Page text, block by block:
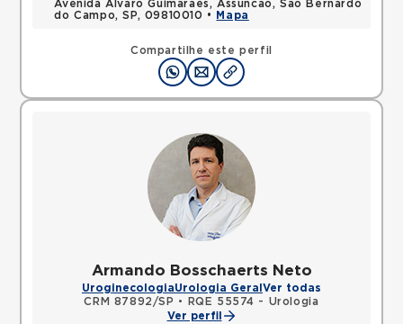
Compartilhe este perfil
Avenida Alvaro Guimaraes, Assuncao, Sao Bernardo
do Campo, SP, 09810010 •
Mapa
Armando Bosschaerts Neto
UroginecologiaUrologia Geral Ver todas
CRM 87892/SP •
RQE 55574 - Urologia
Ver perfil